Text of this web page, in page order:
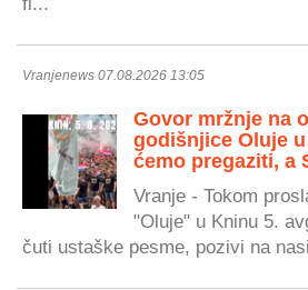
Vranjenews 07.08.2026 13:05
Govor mržnje na
godišnjice Oluje
ćemo pregaziti, a
Vranje - Tokom
"Oluje" u Kninu 5.
čuti ustaške pesme, pozivi na